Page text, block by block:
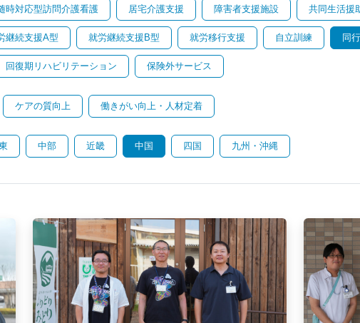
時対応型訪問介護看護 居宅介護支援 障害者支援施設 共同生活援
継続支援A型 就労継続支援B型 就労移行支援 自立訓練 同
回復期リハビリテーション 保険外サービス
ケアの質向上 働きがい向上・人材定着
中部 近畿 中国 四国 九州・沖縄